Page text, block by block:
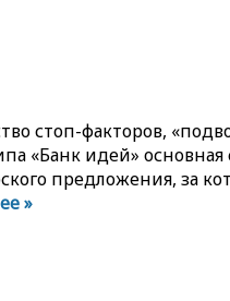
стоп-факторов,
«Банк идей»
предложения, за
»